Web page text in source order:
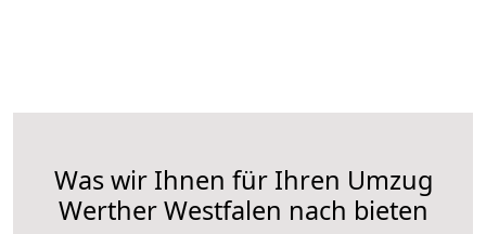
Was wir Ihnen für Ihren Umzug
Werther Westfalen nach bieten